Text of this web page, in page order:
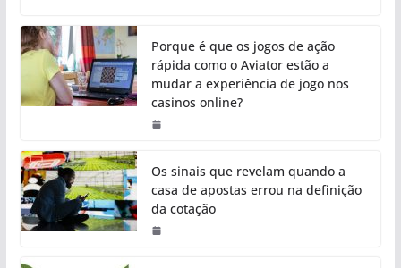
Porque é que os jogos de ação
rápida como o Aviator estão a
mudar a experiência de jogo nos
casinos online?
Os sinais que revelam quando a
casa de apostas errou na definição
da cotação